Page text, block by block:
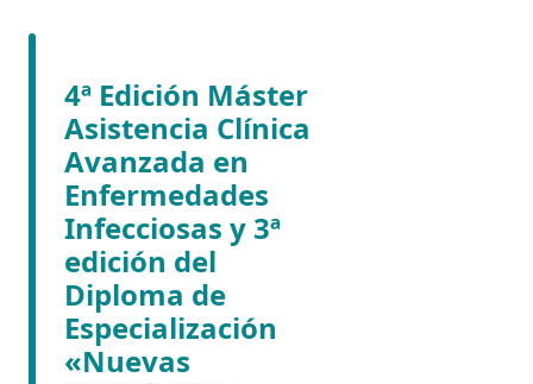
4ª Edición Máster
Asistencia Clínica
Avanzada en
Enfermedades
Infecciosas y 3ª
edición del
Diploma de
Especialización
«Nuevas